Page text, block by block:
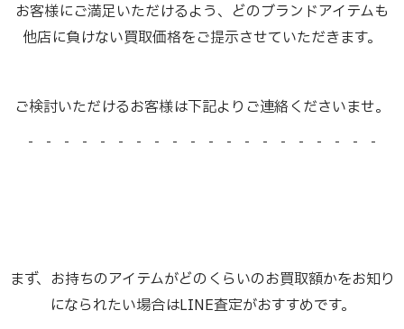
お客様にご満足いただけるよう、どのブランドアイテムも
他店に負けない買取価格をご提示させていただきます。
ご検討いただけるお客様は下記よりご連絡くださいませ。
- - - - - - - - - - - - - - - - - - - -
まず、お持ちのアイテムがどのくらいのお買取額かをお知り
になられたい場合はLINE査定がおすすめです。